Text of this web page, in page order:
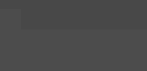
Abtönfehler zu erkennen, bitte vor
empfehlen wir ein Grundanstrich mit